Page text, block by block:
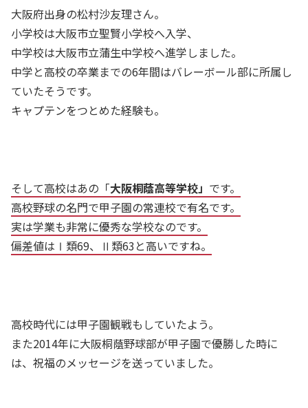
大阪府出身の松村沙友理さん。
小学校は大阪市立聖賢小学校へ入学、
中学校は大阪市立蒲生中学校へ進学しました。
中学と高校の卒業までの6年間はバレーボール部に所属し
ていたそうです。
キャプテンをつとめた経験も。
そして高校はあの「大阪桐蔭高等学校」 です。
高校野球の名門で甲子園の常連校で有名です。
実は学業も非常に優秀な学校なのです。
偏差値はⅠ類69、Ⅱ類63と高いですね。
高校時代には甲子園観戦もしていたよう。
また2014年に大阪桐蔭野球部が甲子園で優勝した時に
は、祝福のメッセージを送っていました。